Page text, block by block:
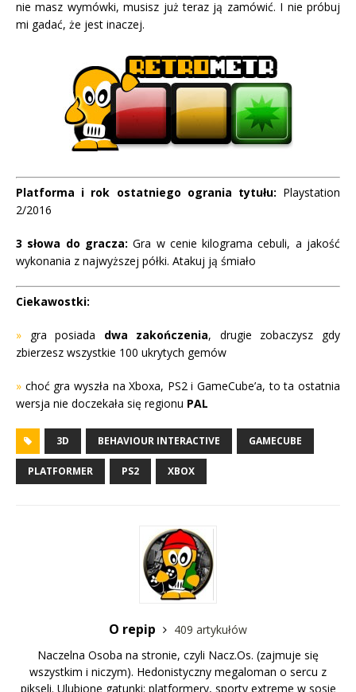
nie masz wymówki, musisz już teraz ją zamówić. I nie próbuj
mi gadać, że jest inaczej.
Platforma i rok ostatniego ogrania tytułu: Playstation
2/2016
3 słowa do gracza: Gra w cenie kilograma cebuli, a jakość
wykonania z najwyższej półki. Atakuj ją śmiało
Ciekawostki:
» gra posiada dwa zakończenia, drugie zobaczysz gdy
zbierzesz wszystkie 100 ukrytych gemów
» choć gra wyszła na Xboxa, PS2 i GameCube’a, to ta ostatnia
wersja nie doczekała się regionu PAL
3D BEHAVIOUR INTERACTIVE GAMECUBE
PLATFORMER PS2 XBOX
O repip
409 artykułów
Naczelna Osoba na stronie, czyli Nacz.Os. (zajmuje się
wszystkim i niczym). Hedonistyczny megaloman o sercu z
pikseli. Ulubione gatunki: platformery, sporty extreme w sosie